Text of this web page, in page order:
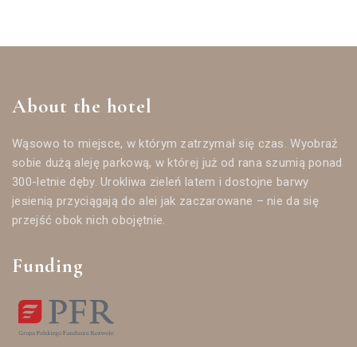
About the hotel
Wąsowo to miejsce, w którym zatrzymał się czas. Wyobraź
sobie dużą aleję parkową, w której już od rana szumią ponad
300-letnie dęby. Urokliwa zieleń latem i dostojne barwy
jesienią przyciągają do alei jak zaczarowane – nie da się
przejść obok nich obojętnie.
Funding